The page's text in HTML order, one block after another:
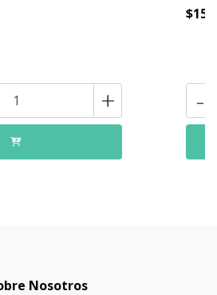
+ -
Nosotros